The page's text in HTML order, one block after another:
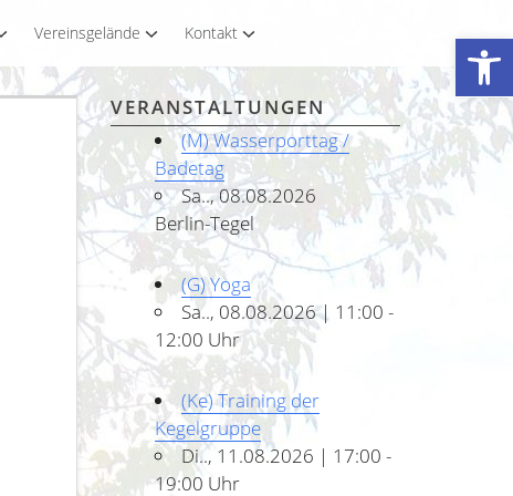
Werkzeugleiste öffnen
Vereinsgelände Kontakt
VERANSTALTUNGEN
(M) Wasserporttag /
Badetag
Sa.., 08.08.2026
Berlin-Tegel
(G) Yoga
Sa.., 08.08.2026 | 11:00 -
12:00 Uhr
(Ke) Training der
Kegelgruppe
Di.., 11.08.2026 | 17:00 -
19:00 Uhr